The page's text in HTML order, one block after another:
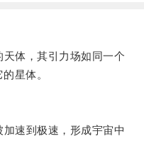
体，其引力场如同一个
星体。
速到极速，形成宇宙中